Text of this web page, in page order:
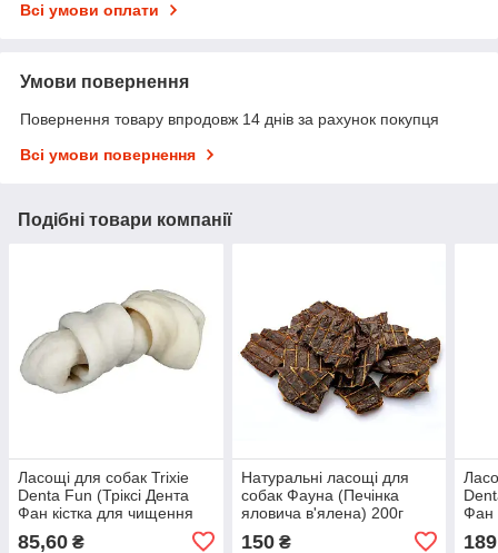
Всі умови оплати
Умови повернення
Повернення товару впродовж 14 днів за рахунок покупця
Всі умови повернення
Подібні товари компанії
Ласощі для собак Trixie
Denta Fun (Тріксі Дента
Фан кістка для чищення
11см/50г/1шт
85,60 ₴
Натуральні ласощі для
собак Фауна (Печінка
яловича в'ялена) 200г
150₴
Фан
189